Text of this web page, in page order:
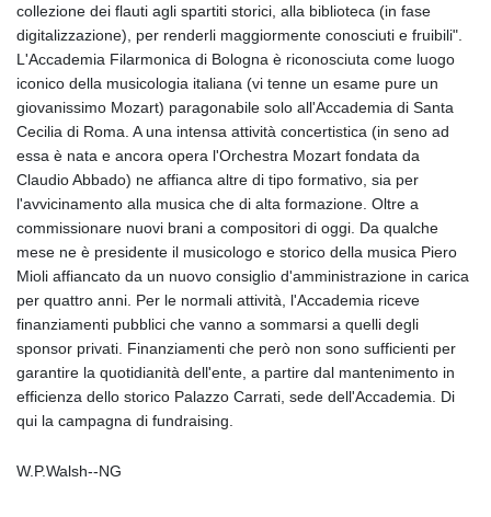
collezione dei flauti agli spartiti storici, alla biblioteca (in fase
digitalizzazione), per renderli maggiormente conosciuti e fruibili".
L'Accademia Filarmonica di Bologna è riconosciuta come luogo
iconico della musicologia italiana (vi tenne un esame pure un
giovanissimo Mozart) paragonabile solo all'Accademia di Santa
Cecilia di Roma. A una intensa attività concertistica (in seno ad
essa è nata e ancora opera l'Orchestra Mozart fondata da
Claudio Abbado) ne affianca altre di tipo formativo, sia per
l'avvicinamento alla musica che di alta formazione. Oltre a
commissionare nuovi brani a compositori di oggi. Da qualche
mese ne è presidente il musicologo e storico della musica Piero
Mioli affiancato da un nuovo consiglio d'amministrazione in carica
per quattro anni. Per le normali attività, l'Accademia riceve
finanziamenti pubblici che vanno a sommarsi a quelli degli
sponsor privati. Finanziamenti che però non sono sufficienti per
garantire la quotidianità dell'ente, a partire dal mantenimento in
efficienza dello storico Palazzo Carrati, sede dell'Accademia. Di
qui la campagna di fundraising.
W.P.Walsh--NG